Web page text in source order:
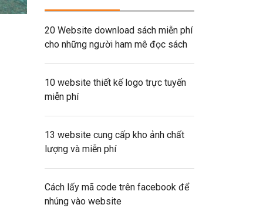
20 Website download sách miễn phí
cho những người ham mê đọc sách
10 website thiết kế logo trực tuyến
miễn phí
13 website cung cấp kho ảnh chất
lượng và miễn phí
Cách lấy mã code trên facebook để
nhúng vào website